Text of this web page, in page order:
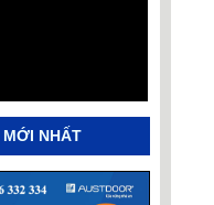
MỚI NHẤT